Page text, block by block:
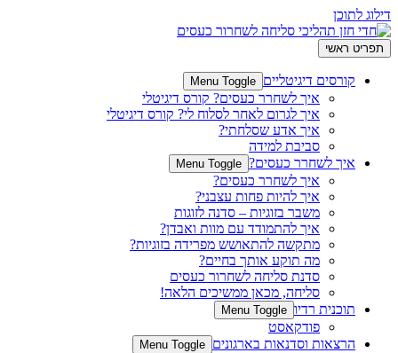
דילוג לתוכן
תפריט ראשי
קורסים דיגיטליים Menu Toggle
איך לשחרר כעסים? קורס דיגיטלי
איך לגרום לאחר לסלוח לי? קורס דיגיטלי
איך אדע שסלחתי?
סביבת למידה
איך לשחרר כעסים? Menu Toggle
איך לשחרר כעסים?
איך להיות פחות עצבני?
משבר בזוגיות – סדנה לזוגות
איך להתמודד עם מוות ואבדן?
מתקשה להתאושש מפרידה בזוגיות?
מה תוקע אותך בחיים?
סדנת סליחה לשחרור כעסים
סליחה, מכאן ממשיכים הלאה!
תוכנית רדיו Menu Toggle
פודקאסט
הרצאות וסדנאות בארגונים Menu Toggle